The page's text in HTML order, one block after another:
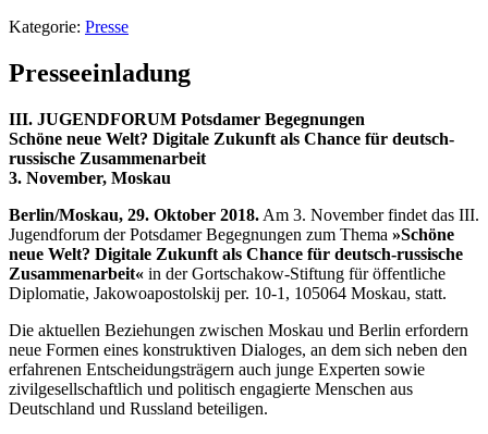
Kategorie: Presse
Presseeinladung
III. JUGENDFORUM Potsdamer Begegnungen
Schöne neue Welt? Digitale Zukunft als Chance für deutsch-
russische Zusammenarbeit
3. November, Moskau
Berlin/Moskau, 29. Oktober 2018. Am 3. November findet das III.
Jugendforum der Potsdamer Begegnungen zum Thema »Schöne
neue Welt? Digitale Zukunft als Chance für deutsch-russische
Zusammenarbeit« in der Gortschakow-Stiftung für öffentliche
Diplomatie, Jakowoapostolskij per. 10-1, 105064 Moskau, statt.
Die aktuellen Beziehungen zwischen Moskau und Berlin erfordern
neue Formen eines konstruktiven Dialoges, an dem sich neben den
erfahrenen Entscheidungsträgern auch junge Experten sowie
zivilgesellschaftlich und politisch engagierte Menschen aus
Deutschland und Russland beteiligen.